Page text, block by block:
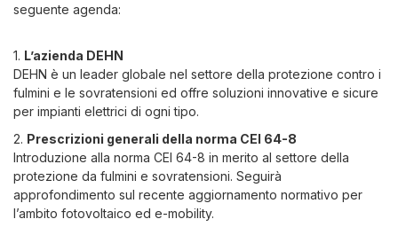
seguente agenda:
1. L’azienda DEHN
DEHN è un leader globale nel settore della protezione contro i
fulmini e le sovratensioni ed offre soluzioni innovative e sicure
per impianti elettrici di ogni tipo.
2. Prescrizioni generali della norma CEI 64-8
Introduzione alla norma CEI 64-8 in merito al settore della
protezione da fulmini e sovratensioni. Seguirà
approfondimento sul recente aggiornamento normativo per
l’ambito fotovoltaico ed e-mobility.